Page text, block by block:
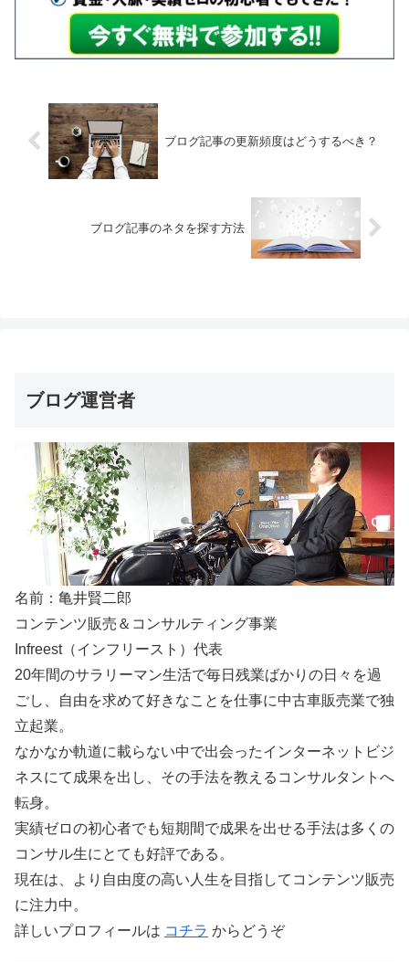
ブログ記事の更新頻度はどうするべき？
ブログ記事のネタを探す方法
ブログ運営者
名前：亀井賢二郎
コンテンツ販売＆コンサルティング事業
Infreest（インフリースト）代表
20年間のサラリーマン生活で毎日残業ばかりの日々を過
ごし、自由を求めて好きなことを仕事に中古車販売業で独
立起業。
なかなか軌道に載らない中で出会ったインターネットビジ
ネスにて成果を出し、その手法を教えるコンサルタントへ
転身。
実績ゼロの初心者でも短期間で成果を出せる手法は多くの
コンサル生にとても好評である。
現在は、より自由度の高い人生を目指してコンテンツ販売
に注力中。
詳しいプロフィールは コチラ からどうぞ